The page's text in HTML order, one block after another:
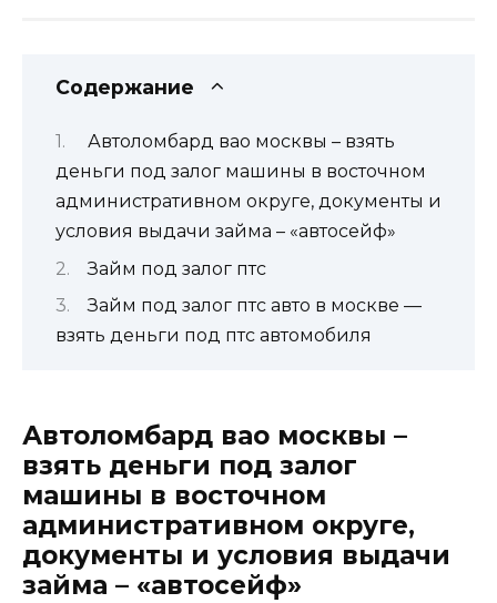
Содержание
Автоломбард вао москвы – взять
деньги под залог машины в восточном
административном округе, документы и
условия выдачи займа – «автосейф»
Займ под залог птс
Займ под залог птс авто в москве —
взять деньги под птс автомобиля
Автоломбард вао москвы –
взять деньги под залог
машины в восточном
административном округе,
документы и условия выдачи
займа – «автосейф»